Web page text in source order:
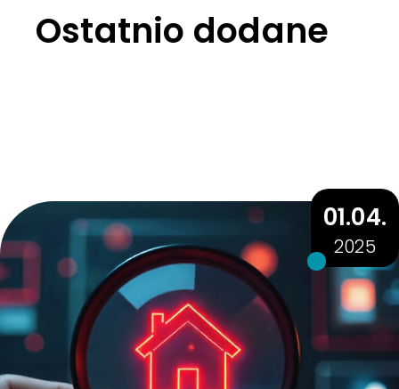
Ostatnio dodane
01.04.
2025